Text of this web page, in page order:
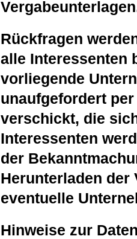
Rückfragen
alle Interessenten
vorliegende
unaufgefordert
verschickt, die
Interessenten
der
Herunterladen der
eventuelle
Hinweise zur